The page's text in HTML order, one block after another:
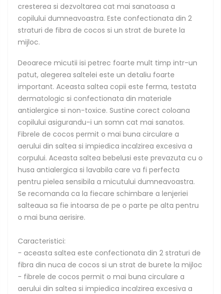
cresterea si dezvoltarea cat mai sanatoasa a
copilului dumneavoastra. Este confectionata din 2
straturi de fibra de cocos si un strat de burete la
mijloc.
Deoarece micutii isi petrec foarte mult timp intr-un
patut, alegerea saltelei este un detaliu foarte
important. Aceasta saltea copii este ferma, testata
dermatologic si confectionata din materiale
antialergice si non-toxice. Sustine corect coloana
copilului asigurandu-i un somn cat mai sanatos.
Fibrele de cocos permit o mai buna circulare a
aerului din saltea si impiedica incalzirea excesiva a
corpului. Aceasta saltea bebelusi este prevazuta cu o
husa antialergica si lavabila care va fi perfecta
pentru pielea sensibila a micutului dumneavoastra.
Se recomanda ca la fiecare schimbare a lenjeriei
salteaua sa fie intoarsa de pe o parte pe alta pentru
o mai buna aerisire.
Caracteristici:
- aceasta saltea este confectionata din 2 straturi de
fibra din nuca de cocos si un strat de burete la mijloc
- fibrele de cocos permit o mai buna circulare a
aerului din saltea si impiedica incalzirea excesiva a